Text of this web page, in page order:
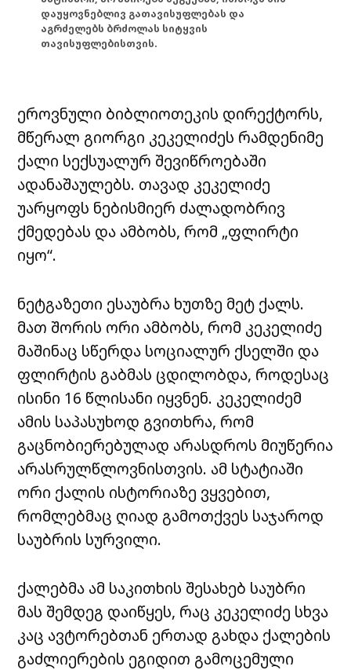
დაუყოვნებლივ გათავისუფლებას და
აგრძელებს ბრძოლას სიტყვის
თავისუფლებისთვის.
ეროვნული ბიბლიოთეკის დირექტორს,
მწერალ გიორგი კეკელიძეს რამდენიმე
ქალი სექსუალურ შევიწროებაში
ადანაშაულებს. თავად კეკელიძე
უარყოფს ნებისმიერ ძალადობრივ
ქმედებას და ამბობს, რომ „ფლირტი
იყო“.
ნეტგაზეთი ესაუბრა ხუთზე მეტ ქალს.
მათ შორის ორი ამბობს, რომ კეკელიძე
მაშინაც სწერდა სოციალურ ქსელში და
ფლირტის გაბმას ცდილობდა, როდესაც
ისინი 16 წლისანი იყვნენ. კეკელიძემ
ამის საპასუხოდ გვითხრა, რომ
გაცნობიერებულად არასდროს მიუწერია
არასრულწლოვნისთვის. ამ სტატიაში
ორი ქალის ისტორიაზე ვყვებით,
რომლებმაც ღიად გამოთქვეს საჯაროდ
საუბრის სურვილი.
ქალებმა ამ საკითხის შესახებ საუბრი
მას შემდეგ დაიწყეს, რაც კეკელიძე სხვა
კაც ავტორებთან ერთად გახდა ქალების
გაძლიერების ეგიდით გამოცემული